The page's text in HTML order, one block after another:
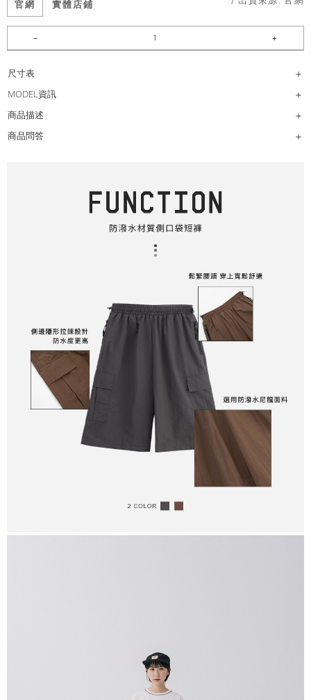
官網 實體店鋪
尺寸表
MODEL資訊
商品描述
商品問答